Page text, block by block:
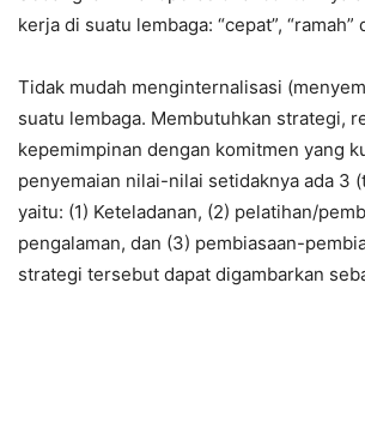
kerja di suatu lembaga: “cepat”, “ramah”
Tidak mudah menginternalisasi
suatu lembaga. Membutuhkan strategi,
kepemimpinan dengan komitmen yang
penyemaian nilai-nilai setidaknya ada 3
yaitu: (1) Keteladanan, (2) pelatihan/
pengalaman, dan (3) pembiasaan-
strategi tersebut dapat digambarkan